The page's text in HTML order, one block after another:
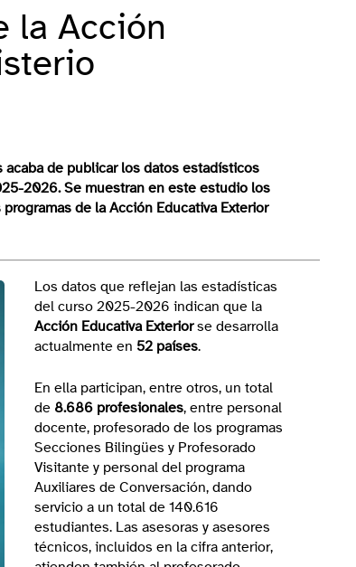
la Acción
acaba de publicar los datos estadísticos
2026. Se muestran en este estudio los
de la Acción Educativa Exterior
Los datos que reflejan las estadísticas
del curso 2025-2026 indican que la
Acción Educativa Exteriorse desarrolla
actualmente en 52 países.
En ella participan, entre otros, un total
de 8.686 profesionales, entre personal
docente, profesorado de los programas
Secciones Bilingües y Profesorado
Visitante y personal del programa
Auxiliares de Conversación, dando
servicio a un total de 140.616
estudiantes. Las asesoras y asesores
técnicos, incluidos en la cifra anterior,